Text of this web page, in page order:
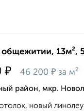
общежитии, 13м²,
₽ 46 200 ₽ за м²
район, мкр.
новый